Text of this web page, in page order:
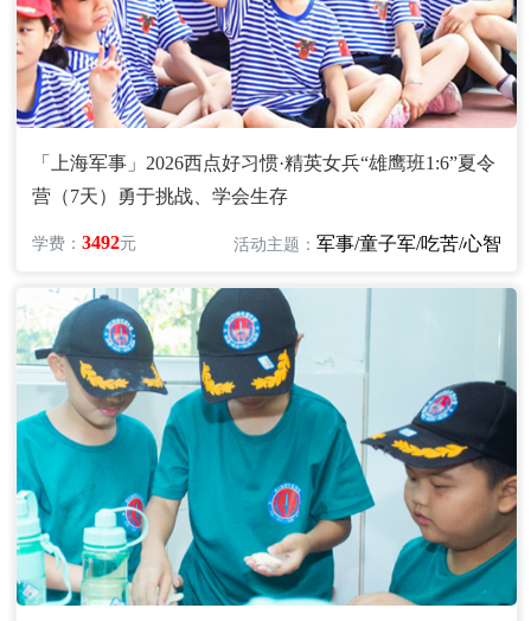
「上海军事」2026西点好习惯·精英女兵“雄鹰班1:6”夏令
营（7天）勇于挑战、学会生存
学费：3492元 活动主题： 军事/童子军/吃苦/心智